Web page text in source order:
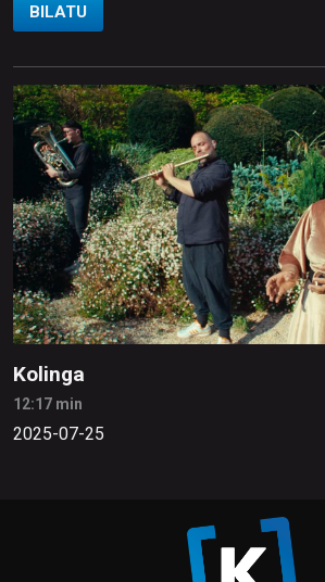
BILATU
Kolinga
12:17 min
2025-07-25